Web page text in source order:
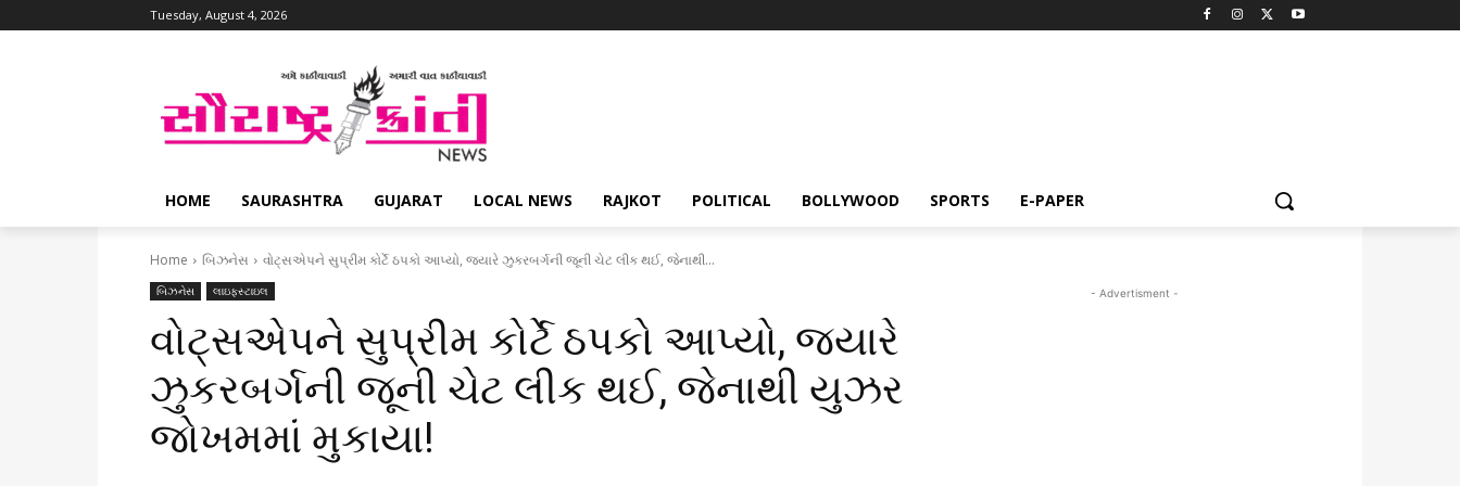
Tuesday, August 4, 2026
HOME SAURASHTRA GUJARAT LOCAL NEWS RAJKOT POLITICAL BOLLYWOOD SPORTS E-PAPER
Home બિઝનેસ વોટ્સએપને સુપ્રીમ કોર્ટે ઠપકો આપ્યો, જ્યારે ઝુકરબર્ગની જૂની ચેટ લીક થઈ, જેનાથી...
બિઝનેસ લાઇફસ્ટાઇલ
વોટ્સએપને સુપ્રીમ કોર્ટે ઠપકો આપ્યો, જ્યારે
ઝુકરબર્ગની જૂની ચેટ લીક થઈ, જેનાથી યુઝર
જોખમમાં મુકાયા!
- Advertisment -